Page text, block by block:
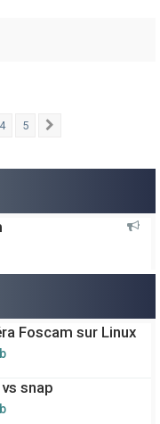
4 5
Foscam sur Linux
snap